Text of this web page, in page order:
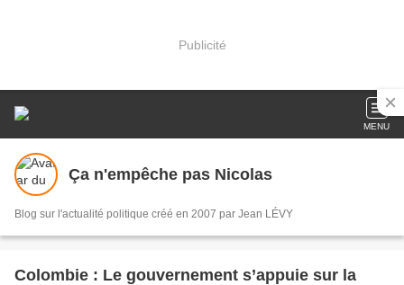
Publicité
MENU
Ça n'empêche pas Nicolas
Blog sur l'actualité politique créé en 2007 par Jean LÉVY
Colombie : Le gouvernement s’appuie sur la